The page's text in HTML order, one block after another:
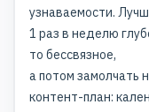
узнаваемости.
1 раз в неделю
то бессвязное,
а потом замолчать
контент-план: